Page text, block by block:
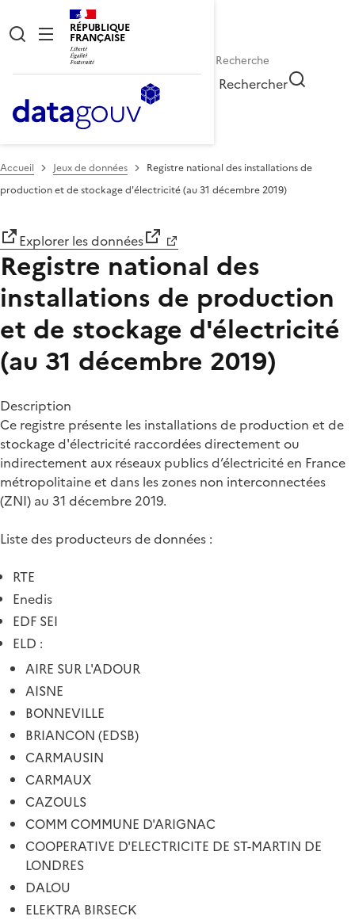
RÉPUBLIQUE
FRANÇAISE
Rechercher
Accueil Jeux de données
Registre national des installations de
production et de stockage d'électricité (au 31 décembre 2019)
Explorer les données
Registre national des
installations de production
et de stockage d'électricité
(au 31 décembre 2019)
Description
Ce registre présente les installations de production et de
stockage d'électricité raccordées directement ou
indirectement aux réseaux publics d’électricité en France
métropolitaine et dans les zones non interconnectées
(ZNI) au 31 décembre 2019.
Liste des producteurs de données :
RTE
Enedis
EDF SEI
ELD :
AIRE SUR L'ADOUR
AISNE
BONNEVILLE
BRIANCON (EDSB)
CARMAUSIN
CARMAUX
CAZOULS
COMM COMMUNE D'ARIGNAC
COOPERATIVE D'ELECTRICITE DE ST-MARTIN DE
LONDRES
DALOU
ELEKTRA BIRSECK